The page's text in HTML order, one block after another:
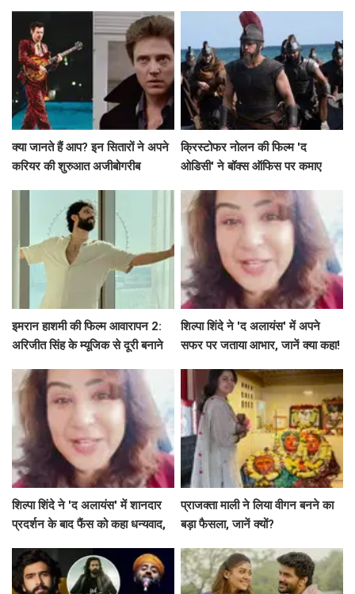
क्या जानते हैं आप? इन सितारों ने अपने
करियर की शुरुआत अजीबोगरीब
क्रिस्टोफर नोलन की फिल्म 'द
ओडिसी' ने बॉक्स ऑफिस पर कमाए
इमरान हाशमी की फिल्म आवारापन 2:
अरिजीत सिंह के म्यूजिक से दूरी बनाने
शिल्पा शिंदे ने 'द अलायंस' में अपने
सफर पर जताया आभार, जानें क्या कहा!
शिल्पा शिंदे ने 'द अलायंस' में शानदार
प्रदर्शन के बाद फैंस को कहा धन्यवाद,
प्राजक्ता माली ने लिया वीगन बनने का
बड़ा फैसला, जानें क्यों?